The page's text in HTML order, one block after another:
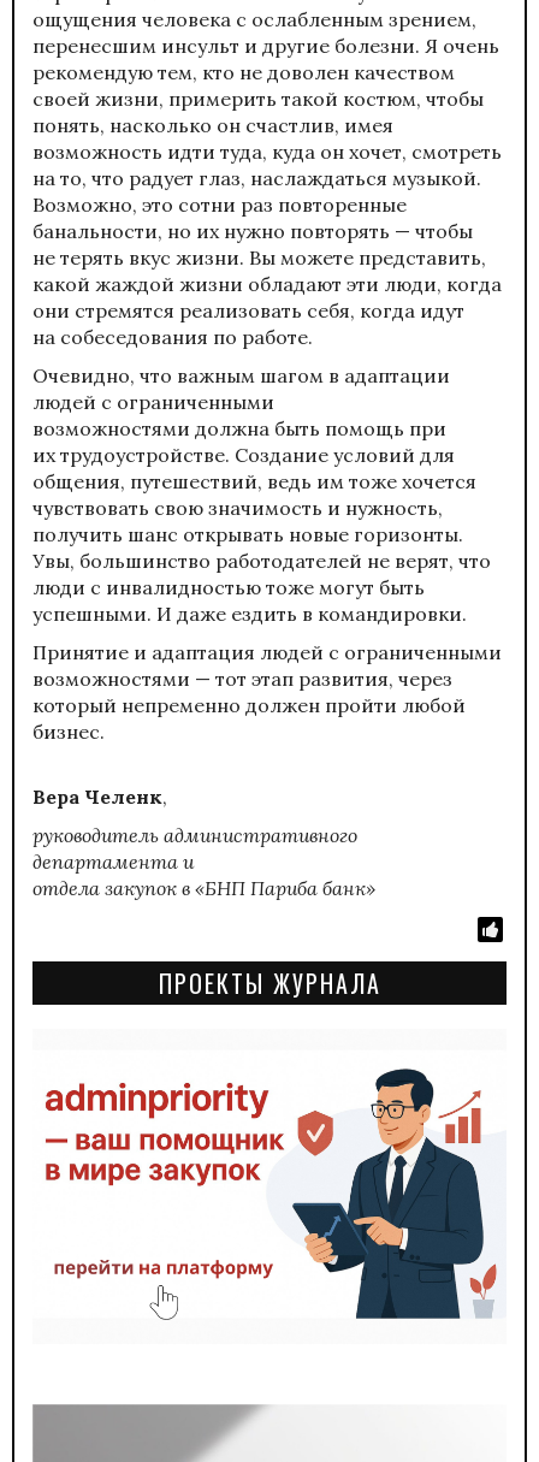
ощущения человека с ослабленным зрением,
перенесшим инсульт и другие болезни. Я очень
рекомендую тем, кто не доволен качеством
своей жизни, примерить такой костюм, чтобы
понять, насколько он счастлив, имея
возможность идти туда, куда он хочет, смотреть
на то, что радует глаз, наслаждаться музыкой.
Возможно, это сотни раз повторенные
банальности, но их нужно повторять — чтобы
не терять вкус жизни. Вы можете представить,
какой жаждой жизни обладают эти люди, когда
они стремятся реализовать себя, когда идут
на собеседования по работе.
Очевидно, что важным шагом в адаптации
людей с ограниченными
возможностями должна быть помощь при
их трудоустройстве. Создание условий для
общения, путешествий, ведь им тоже хочется
чувствовать свою значимость и нужность,
получить шанс открывать новые горизонты.
Увы, большинство работодателей не верят, что
люди с инвалидностью тоже могут быть
успешными. И даже ездить в командировки.
Принятие и адаптация людей с ограниченными
возможностями — тот этап развития, через
который непременно должен пройти любой
бизнес.
Вера Челенк,
руководитель административного
департамента и
отдела закупок в «БНП Париба банк»
ПРОЕКТЫ ЖУРНАЛА